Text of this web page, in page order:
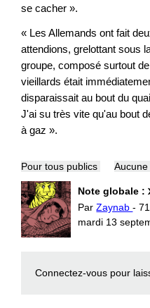
se cacher ».
« Les Allemands ont fait
attendions, grelottant sous
groupe, composé surtout
vieillards était
disparaissait au bout du
J'ai su très vite qu'au bout
à gaz ».
Pour tous publics
Note globale :
ParZaynab-
mardi 13
Connectez-vous pour